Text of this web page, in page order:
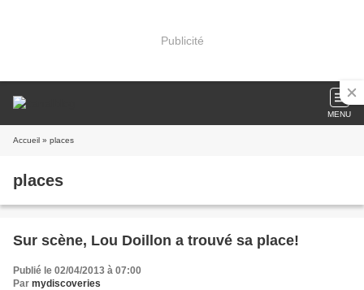
Publicité
MENU
Accueil » places
places
Sur scène, Lou Doillon a trouvé sa place!
Publié le 02/04/2013 à 07:00
Par mydiscoveries